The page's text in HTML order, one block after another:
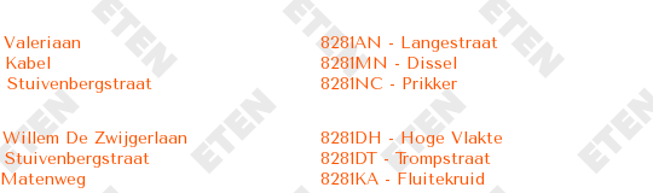
Kabel
Stuivenbergstraat
8281AN - Langestraat
8281MN - Dissel
8281NC - Prikker
Willem De Zwijgerlaan
Stuivenbergstraat
8281DH - Hoge Vlakte
8281DT - Trompstraat
8281KA - Fluitekruid